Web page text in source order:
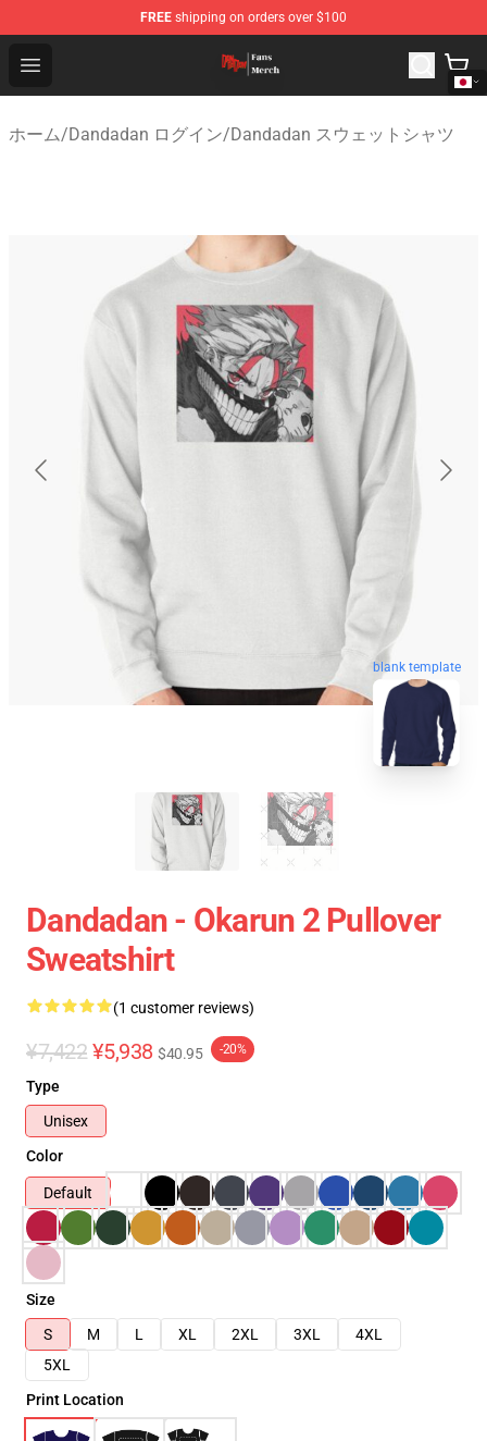
FREE shipping on orders over $100
Open menu
Dandadan Shop - Official Dandadan Merchandise Store
ホーム/Dandadan ログイン/Dandadan スウェットシャツ
blank template
Dandadan - Okarun 2 Pullover
Sweatshirt
(1 customer reviews)
¥7,422 ¥5,938 $40.95 -20%
Type
Unisex
Color
Default
Size
S
M L XL 2XL 3XL
4XL
5XL
Print Location